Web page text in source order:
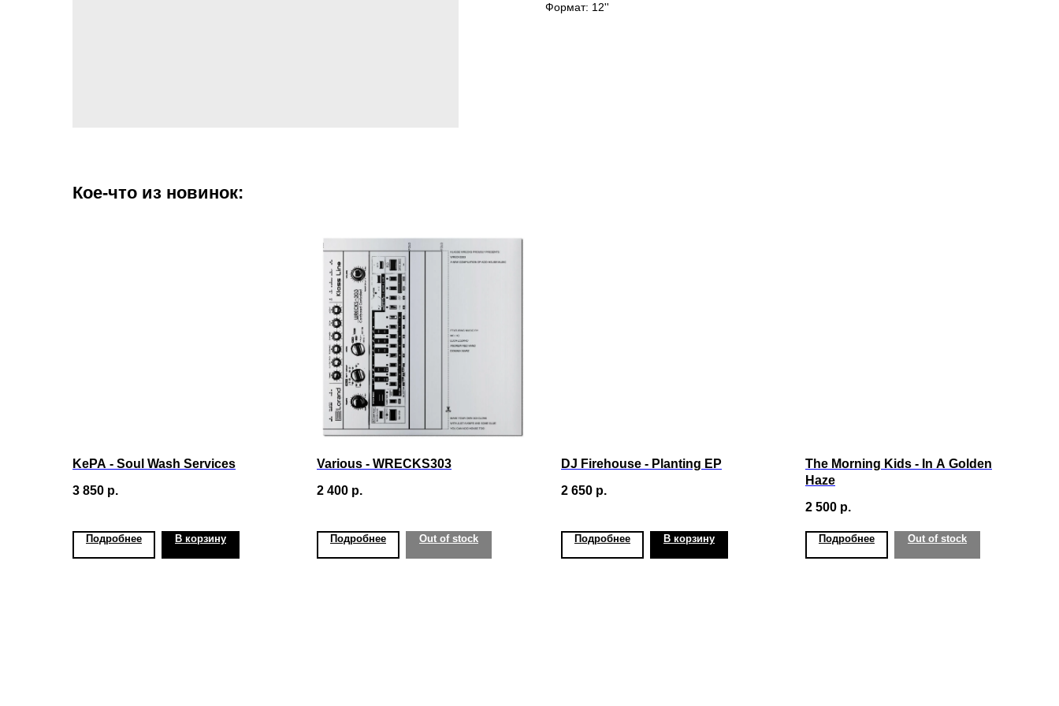
Формат: 12''
Кое-что из новинок:
KePA - Soul Wash Services
3 850 р.
Подробнее В корзину
Various - WRECKS303
2 400 р.
Подробнее Out of stock
DJ Firehouse - Planting EP
2 650 р.
Подробнее В корзину
The Morning Kids - In A Golden
Haze
2 500 р.
Подробнее Out of stock